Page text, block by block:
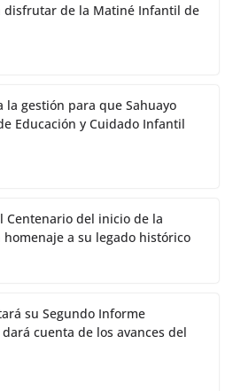
disfrutar de la Matiné Infantil de
la gestión para que Sahuayo
Educación y Cuidado Infantil
Centenario del inicio de la
a su legado histórico
su Segundo Informe
cuenta de los avances del